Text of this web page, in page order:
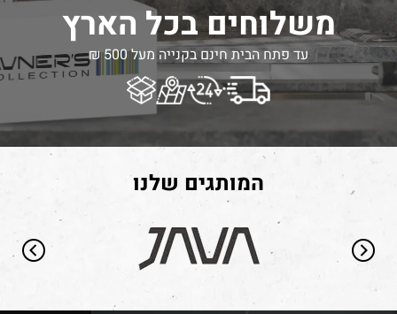
משלוחים בכל הארץ
עד פתח הבית חינם בקנייה מעל 500 ₪
המותגים שלנו